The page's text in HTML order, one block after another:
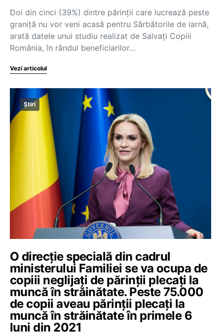
Doi din cinci (39%) dintre părinții care lucrează peste
graniță nu vor veni acasă pentru Sărbătorile de iarnă,
arată datele unui studiu realizat de Salvați Copiii
România, în rândul beneficiarilor…
Vezi articolul
Știri
O direcție specială din cadrul
ministerului Familiei se va ocupa de
copiii neglijați de părinții plecați la
muncă în străinătate. Peste 75.000
de copii aveau părinții plecați la
muncă în străinătate în primele 6
luni din 2021